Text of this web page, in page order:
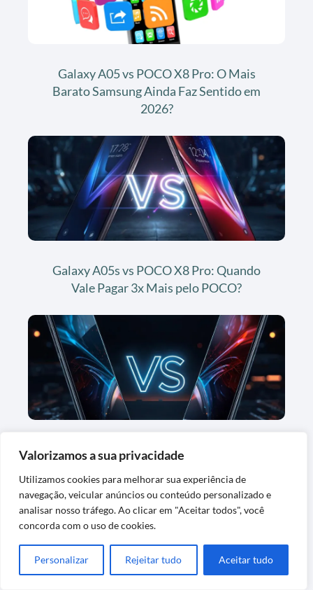
Valorizamos a sua privacidade
Utilizamos cookies para melhorar sua experiência de
navegação, veicular anúncios ou conteúdo personalizado e
analisar nosso tráfego. Ao clicar em "Aceitar todos", você
concorda com o uso de cookies.
Personalizar Rejeitar tudo Aceitar tudo
Galaxy A05 vs POCO X8 Pro: O Mais
Barato Samsung Ainda Faz Sentido em
2026?
Galaxy A05s vs POCO X8 Pro: Quando
Vale Pagar 3x Mais pelo POCO?
Galaxy A15 vs POCO X8 Pro: O Samsung
Mais Barato com NFC Vale em 2026?